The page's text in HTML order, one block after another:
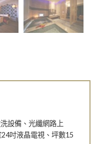
設備、光纖網路上
吋液晶電視、坪數15